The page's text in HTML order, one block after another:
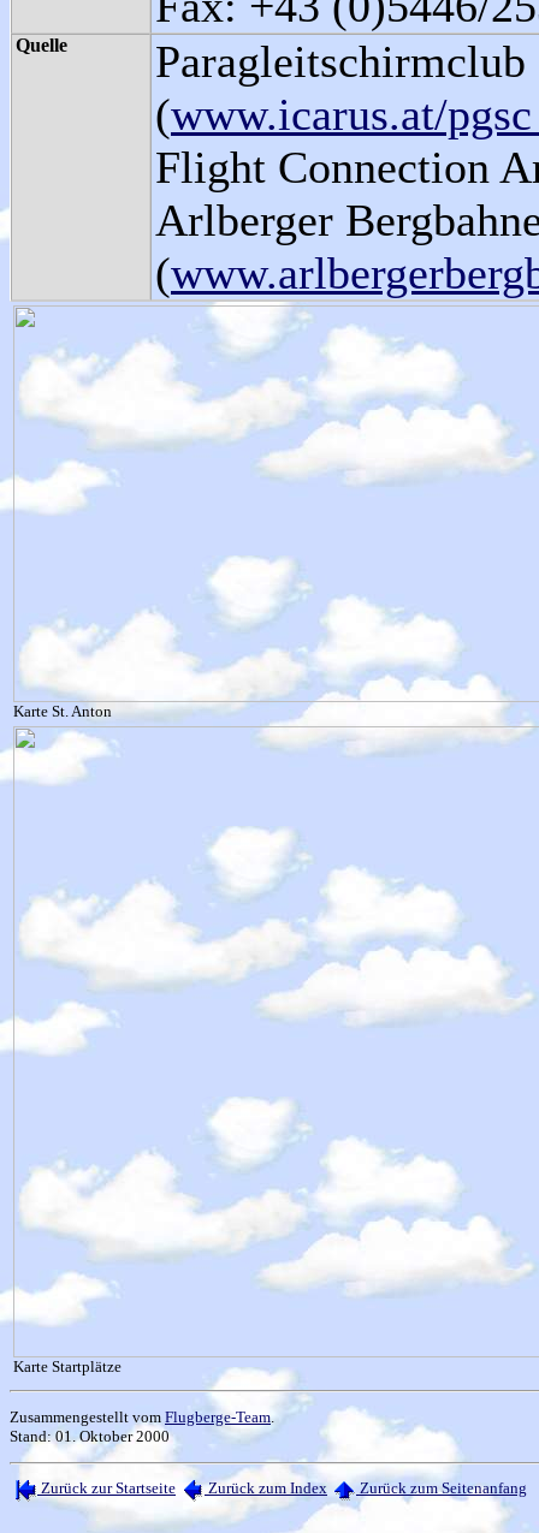
Quelle
(www.icarus.at/
Flight Connection
Arlberger
(
Karte St. Anton
Karte Startplätze
Zusammengestellt vom Flugberge-Team.
Stand: 01. Oktober 2000
Zurück zur Startseite Zurück zum Index Zurück zum Seitenanfang